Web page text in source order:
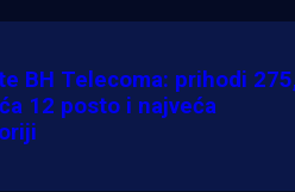
BH Telecoma: prihodi
12 posto i najveća